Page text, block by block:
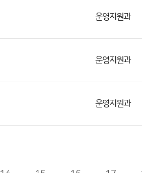
운영지원과
운영지원과
운영지원과